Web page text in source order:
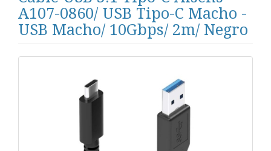
A107-0860/ USB Tipo-C Macho -
USB Macho/ 10Gbps/ 2m/ Negro